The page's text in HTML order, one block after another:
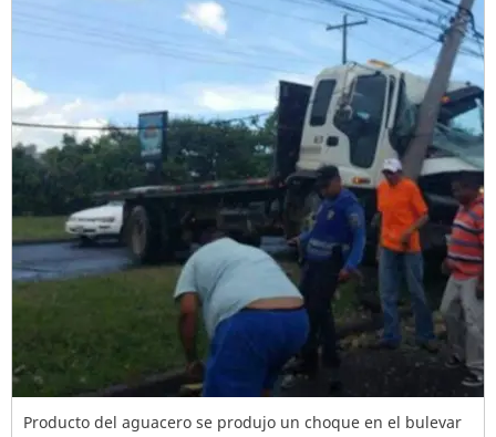
Producto del aguacero se produjo un choque en el bulevar